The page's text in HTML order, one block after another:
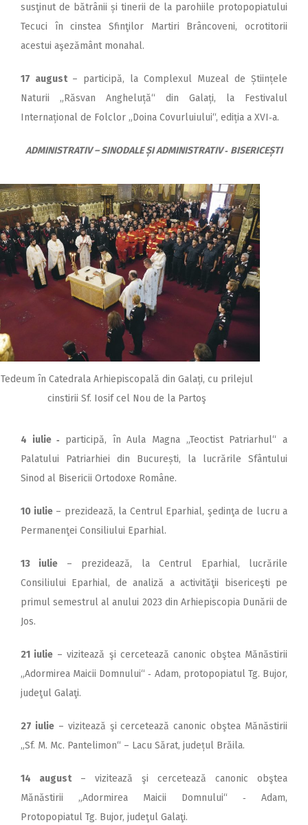
susţinut de bătrânii și tinerii de la parohiile protopopiatului
Tecuci în cinstea Sfinţilor Martiri Brâncoveni, ocrotitorii
acestui aşezământ monahal.
17 august – participă, la Complexul Muzeal de Științele
Naturii „Răsvan Angheluță“ din Galați, la Festivalul
Internațional de Folclor „Doina Covurluiului“, ediția a XVI‑a.
ADMINISTRATIV – SINODALE ȘI ADMINISTRATIV ‑ BISERICEȘTI
Tedeum în Catedrala Arhiepiscopală din Galați, cu prilejul
cinstirii Sf. Iosif cel Nou de la Partoş
4 iulie ‑ participă, în Aula Magna „Teoctist Patriarhul“ a
Palatului Patriarhiei din București, la lucrările Sfântului
Sinod al Bisericii Ortodoxe Române.
10 iulie– prezidează, la Centrul Eparhial, şedinţa de lucru a
Permanenţei Consiliului Eparhial.
13 iulie – prezidează, la Centrul Eparhial, lucrările
Consiliului Eparhial, de analiză a activităţii bisericeşti pe
primul semestrul al anului 2023 din Arhiepiscopia Dunării de
Jos.
21 iulie – vizitează şi cercetează canonic obştea Mănăstirii
„Adormirea Maicii Domnului“ ‑ Adam, protopopiatul Tg. Bujor,
judeţul Galaţi.
27 iulie– vizitează şi cercetează canonic obştea Mănăstirii
„Sf. M. Mc. Pantelimon“ – Lacu Sărat, județul Brăila.
14 august– vizitează şi cercetează canonic obştea
Mănăstirii „Adormirea Maicii Domnului“ ‑ Adam,
Protopopiatul Tg. Bujor, judeţul Galaţi.